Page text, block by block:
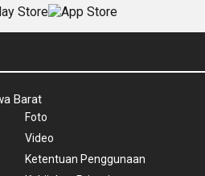
Barat
Foto
Video
Ketentuan Penggunaan